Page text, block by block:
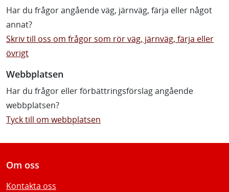
Har du frågor angående väg, järnväg, färja eller något
annat?
Skriv till oss om frågor som rör väg, järnväg, färja eller
övrigt
Webbplatsen
Har du frågor eller förbättringsförslag angående
webbplatsen?
Tyck till om webbplatsen
Om oss
Kontakta oss